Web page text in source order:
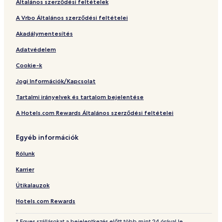
l
Általános szerződési feltételek
A Vrbo Általános szerződési feltételei
Akadálymentesítés
Adatvédelem
Cookie-k
Jogi Információk/Kapcsolat
Tartalmi irányelvek és tartalom bejelentése
A Hotels.com Rewards Általános szerződési feltételei
Egyéb információk
Rólunk
Karrier
Útikalauzok
Hotels.com Rewards